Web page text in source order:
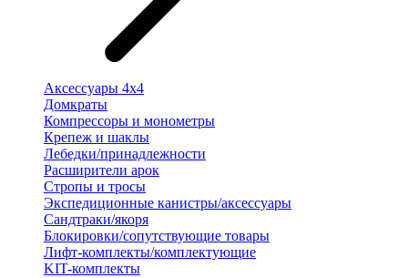
Аксессуары 4х4
Домкраты
Компрессоры и монометры
Крепеж и шаклы
Лебедки/принадлежности
Расширители арок
Стропы и тросы
Экспедиционные канистры/аксессуары
Сандтраки/якоря
Блокировки/сопутствующие товары
Лифт-комплекты/комплектующие
KIT-комплекты